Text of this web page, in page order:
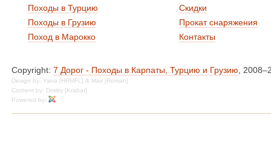
Походы в Турцию
Походы в Грузию
Поход в Марокко
Скидки
Прокат снаряжения
Контакты
Copyright: 7 Дорог - Походы в Карпаты, Турцию и Грузию,
Design by: Yana [HRMFL] & Max [Romah]
Content by: Dmitry [Krabat]
Powered by: